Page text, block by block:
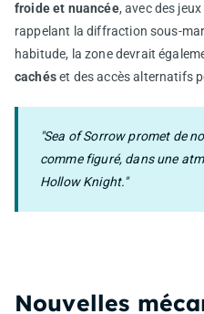
froide et nuancée, avec des
rappelant la diffraction sous-
habitude, la zone devrait
cachéset des accès alternatifs
"Sea of Sorrow promet de
comme figuré, dans une
Hollow Knight."
Nouvelles